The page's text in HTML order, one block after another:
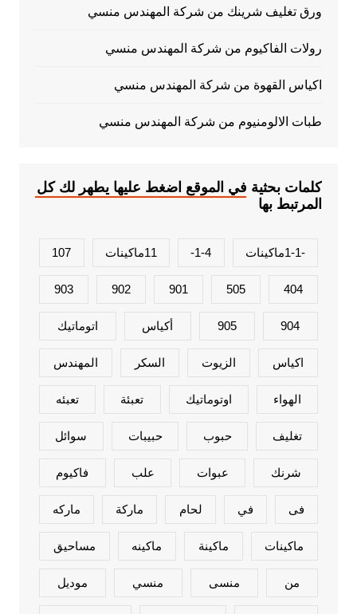
ورق تغليف شرينك من شركة المهندس منسي
رولات الفاكيوم من شركة المهندس منسي
اكياس القهوة من شركة المهندس منسي
طبات الالومنيوم من شركة المهندس منسي
كلمات بحثية في الموقع اضغط عليها يطهر لك كل
المرتبط بها
-1-1ماكينات 1-4- 11ماكينات 107
404
505
901
902
903
904
905 أكياس اتوماتيك
اكياس الزيوت السكر المهندس
الهواء اوتوماتيك تعبئة تعبئه
تغليف حبوب حبيبات سوائل
شرنك عبوات علب فاكيوم
فى في لحام ماركة ماركه
ماكينات ماكينة ماكينه مساحيق
من منسى منسي موديل